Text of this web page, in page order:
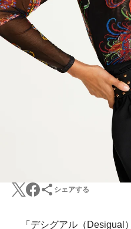
シェアする
「デシグアル（Desigual